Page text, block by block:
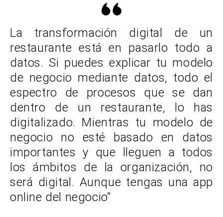
La transformación digital de un
restaurante está en pasarlo todo a
datos. Si puedes explicar tu modelo
de negocio mediante datos, todo el
espectro de procesos que se dan
dentro de un restaurante, lo has
digitalizado. Mientras tu modelo de
negocio no esté basado en datos
importantes y que lleguen a todos
los ámbitos de la organización, no
será digital. Aunque tengas una app
online del negocio”